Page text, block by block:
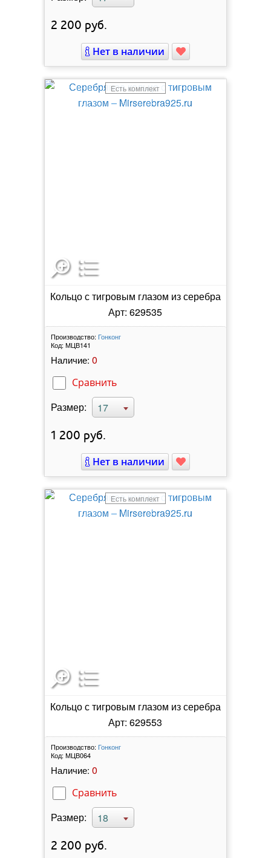
2 200 руб.
Нет в наличии
Есть комплект
Кольцо с тигровым глазом из серебра
Арт: 629535
Производство: Гонконг
Код: МЦВ141
Наличие: 0
Сравнить
Размер: 17
1 200 руб.
Нет в наличии
Есть комплект
Кольцо с тигровым глазом из серебра
Арт: 629553
Производство: Гонконг
Код: МЦВ064
Наличие: 0
Сравнить
Размер: 18
2 200 руб.